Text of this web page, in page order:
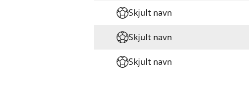
Skjult navn
Skjult navn
Skjult navn